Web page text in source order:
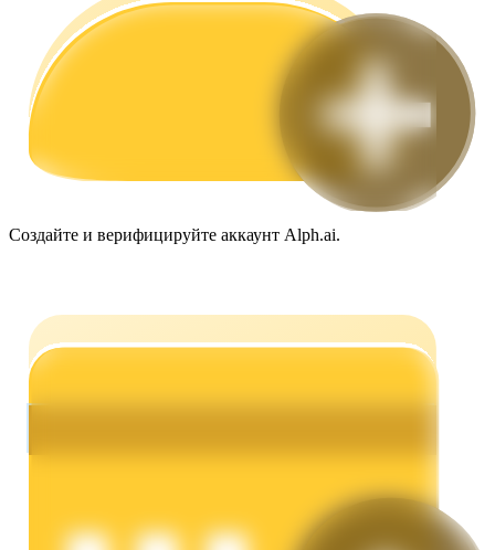
Торговые стратегии
Узнайте, как оставаться прибыльным
Получайте конкурентные награды ежедневно
Создайте и верифицируйте аккаунт Alph.ai.